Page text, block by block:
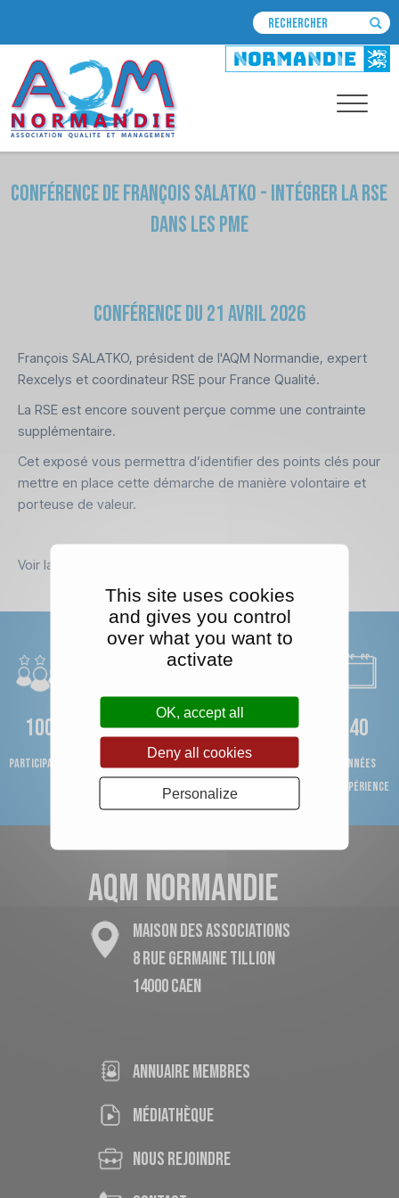
Conférence de François SALATKO - Intégrer la RSE
dans les PME
Conférence du 21 avril 2026
François SALATKO, président de l'AQM Normandie, expert
Rexcelys et coordinateur RSE pour France Qualité.
La RSE est encore souvent perçue comme une contrainte
supplémentaire.
Cet exposé vous permettra d’identifier des points clés pour
mettre en place cette démarche de manière volontaire et
porteuse de valeur.
Voir la vidéo :
100
Participants
500 2000h
bénévolat
100
entreprises
40
années
d'expérience
AQM NORMANDIE
MAISON DES ASSOCIATIONS
8 RUE GERMAINE TILLION
14000 CAEN
ANNUAIRE MEMBRES
médiathèque
nous rejoindre
This site uses cookies
and gives you control
over what you want to
activate
OK, accept all
Deny all cookies
Personalize